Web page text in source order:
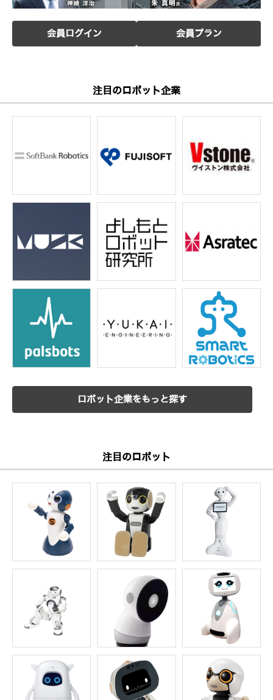
会員ログイン 会員プラン
注目のロボット企業
ロボット企業をもっと探す
注目のロボット